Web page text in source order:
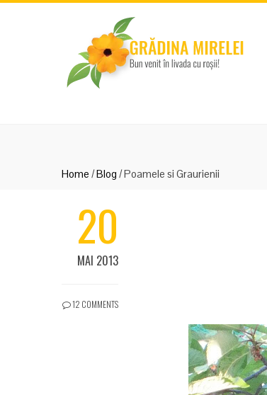
Home /Blog /Poamele si Graurienii
20
MAI 2013
12 COMMENTS